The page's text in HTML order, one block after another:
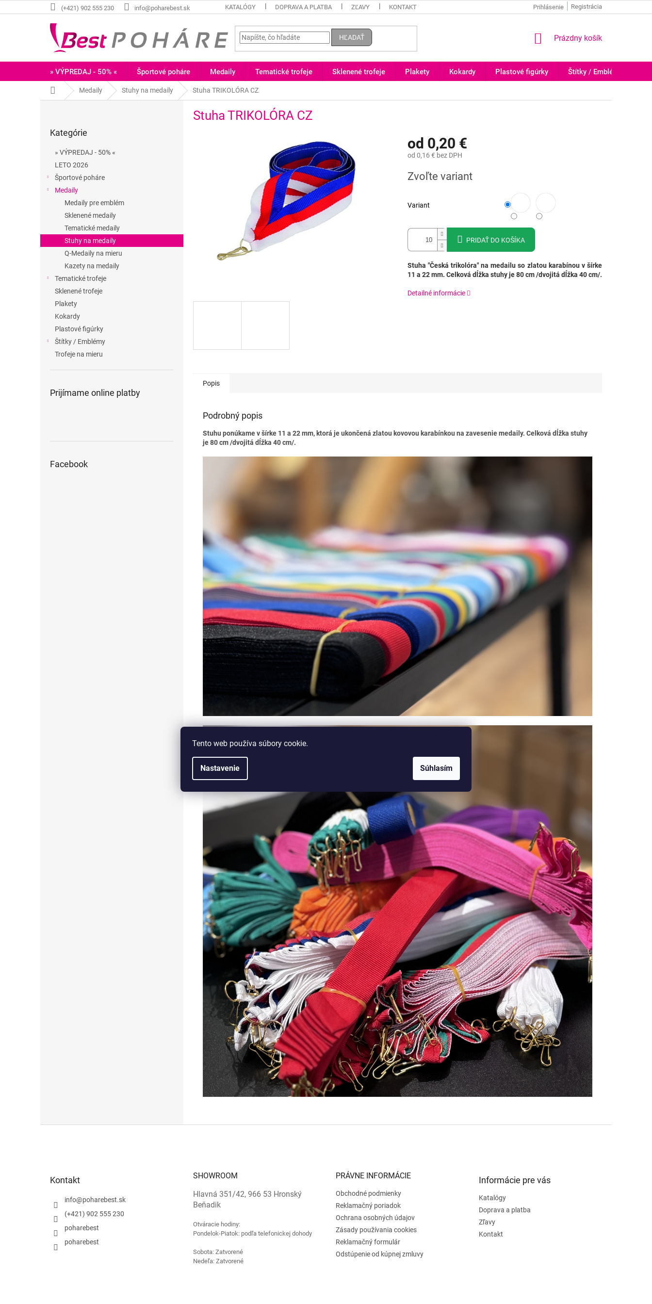
Tento web používa súbory cookie.
Nastavenie Súhlasím
na
(+421) 902 555 230 info@poharebest.sk KATALÓGY DOPRAVA A PLATBA ZĽAVY KONTAKT Registrácia
Prihlásenie
HĽADAŤ
NÁKUPNÝ
Prázdny košík
» VÝPREDAJ - 50% « Športové poháre Medaily Tematické trofeje Sklenené trofeje Plakety Kokardy Plastové figúrky Štítky / Emblémy
DomovMedaily Stuhy na medaily Stuha TRIKOLÓRA CZ
kategórie
Kategórie
» VÝPREDAJ - 50% «
LETO 2026
Športové poháre
Medaily
Medaily pre emblém
Sklenené medaily
Tematické medaily
Stuhy na medaily
Q-Medaily na mieru
Kazety na medaily
Tematické trofeje
Sklenené trofeje
Plakety
Kokardy
Plastové figúrky
Štítky / Emblémy
Trofeje na mieru
Prijímame online platby
Facebook
Stuha TRIKOLÓRA CZ
od 0,20 €
od 0,16 € bez DPH
cena:
Zvoľte variant
Variant
PRIDAŤ DO KOŠÍKA
Stuha "Česká trikolóra" na medailu so zlatou karabínou v šírke
11 a 22 mm. Celková dĺžka stuhy je 80 cm /dvojitá dĺžka 40 cm/.
Detailné informácie
Popis
Podrobný popis
Stuhu ponúkame v šírke 11 a 22 mm, ktorá je ukončená zlatou kovovou karabínkou na zavesenie medaily. Celková dĺžka stuhy
je 80 cm /dvojitá dĺžka 40 cm/.
Kontakt
info@poharebest.sk
(+421) 902 555 230
poharebest
poharebest
SHOWROOM
Hlavná 351/42, 966 53 Hronský
Beňadik
Otváracie hodiny:
Pondelok-Piatok: podľa telefonickej dohody
Sobota: Zatvorené
Nedeľa: Zatvorené
PRÁVNE INFORMÁCIE
Obchodné podmienky
Reklamačný poriadok
Ochrana osobných údajov
Zásady používania cookies
Reklamačný formulár
Odstúpenie od kúpnej zmluvy
Informácie pre vás
Katalógy
Doprava a platba
Zľavy
Kontakt